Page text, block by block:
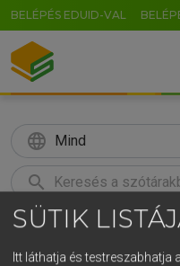
BELÉPÉS EDUID-VAL
language Mind
search
SÜTIK
Itt láthatja és
GR